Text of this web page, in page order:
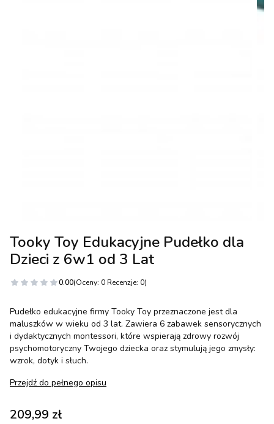
Tooky Toy Edukacyjne Pudełko dla
Dzieci z 6w1 od 3 Lat
0.00(Oceny: 0 Recenzje: 0)
Pudełko edukacyjne firmy Tooky Toy przeznaczone jest dla
maluszków w wieku od 3 lat. Zawiera 6 zabawek sensorycznych
i dydaktycznych montessori, które wspierają zdrowy rozwój
psychomotoryczny Twojego dziecka oraz stymulują jego zmysły:
wzrok, dotyk i słuch.
Przejdź do pełnego opisu
Cena
209,99 zł